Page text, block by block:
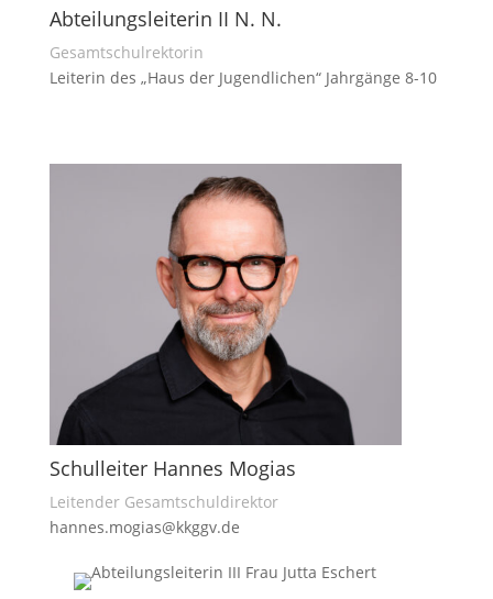
Abteilungsleiterin II N. N.
Gesamtschulrektorin
Leiterin des „Haus der Jugendlichen“ Jahrgänge 8-10
Schulleiter Hannes Mogias
Leitender Gesamtschuldirektor
hannes.mogias@kkggv.de